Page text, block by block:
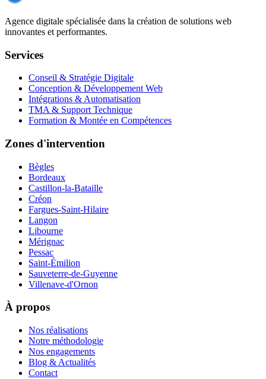
Agence digitale spécialisée dans la création de solutions web
innovantes et performantes.
Services
Conseil & Stratégie Digitale
Conception & Développement Web
Intégrations & Automatisation
TMA & Support Technique
Formation & Montée en Compétences
Zones d'intervention
Bègles
Bordeaux
Castillon-la-Bataille
Créon
Fargues-Saint-Hilaire
Langon
Libourne
Mérignac
Pessac
Saint-Émilion
Sauveterre-de-Guyenne
Villenave-d'Ornon
À propos
Nos réalisations
Notre méthodologie
Nos engagements
Blog & Actualités
Contact